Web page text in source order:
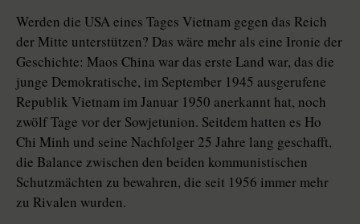
Werden die USA eines Tages Vietnam gegen das Reich
der Mitte unterstützen? Das wäre mehr als eine Ironie der
Geschichte: Maos China war das erste Land war, das die
junge Demokratische, im September 1945 ausgerufene
Republik Vietnam im Januar 1950 anerkannt hat, noch
zwölf Tage vor der Sowjetunion. Seitdem hatten es Ho
Chi Minh und seine Nachfolger 25 Jahre lang geschafft,
die Balance zwischen den beiden kommunistischen
Schutzmächten zu bewahren, die seit 1956 immer mehr
zu Rivalen wurden.